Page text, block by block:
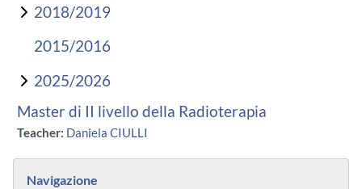
2018/2019
2015/2016
2025/2026
Master di II livello della Radioterapia
Teacher: Daniela CIULLI
Blocchi
Navigazione